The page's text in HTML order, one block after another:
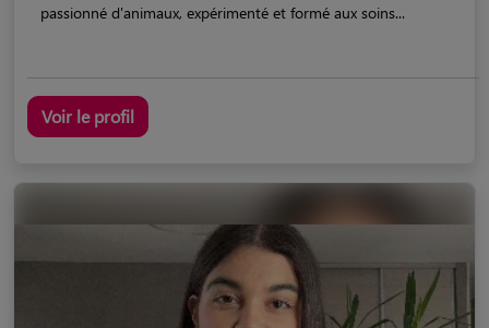
passionné d'animaux, expérimenté et formé aux soins...
Voir le profil